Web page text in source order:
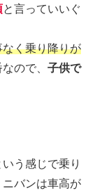
と言っていいぐ
く乗り降りが
ので、 子供で
う感じで乗り
バンは車高が